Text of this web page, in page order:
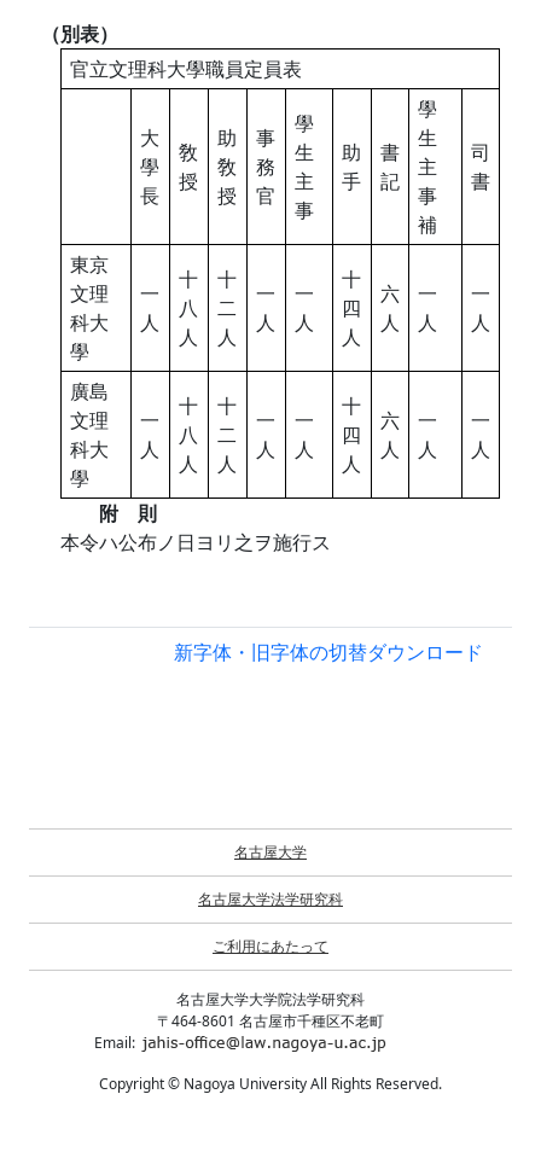
（別表）
官立文理科大學職員定員表
大
學
長
敎
授
助
敎
授
事
務
官
學
生
主
事
助
手
書
記
學
生
主
事
補
司
書
東京
文理
科大
學
一
人
十
八
人
十
二
人
一
人
一
人
十
四
人
六
人
一
人
一
人
廣島
文理
科大
學
一
人
十
八
人
十
二
人
一
人
一
人
十
四
人
六
人
一
人
一
人
附 則
本令ハ公布ノ日ヨリ之ヲ施行ス
新字体・旧字体の切替ダウンロード
名古屋大学
名古屋大学法学研究科
ご利用にあたって
名古屋大学大学院法学研究科
〒464-8601 名古屋市千種区不老町
Email:
Copyright © Nagoya University All Rights Reserved.